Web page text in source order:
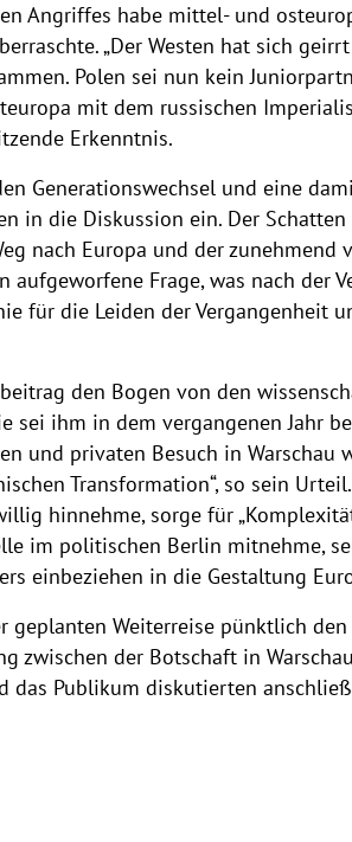
Angriffes habe mittel- und
„Der Westen hat sich
Polen sei nun kein
mit dem russischen
Erkenntnis.
Generationswechsel und eine
in die Diskussion ein. Der
nach Europa und der
Frage, was nach der
für die Leiden der Vergangenheit
den Bogen von den
sei ihm in dem vergangenen Jahr
und privaten Besuch in Warschau
Transformation“, so sein
hinnehme, sorge für
im politischen Berlin mitnehme,
einbeziehen in die Gestaltung
Weiterreise pünktlich den
zwischen der Botschaft in
das Publikum diskutierten